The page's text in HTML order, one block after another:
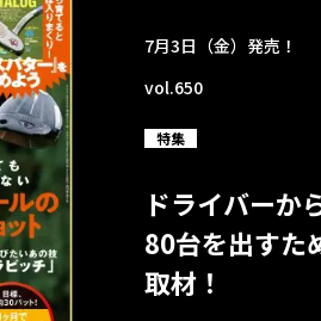
7月3日（金）発売！
vol.650
特集
ドライバーか
80台を出すた
取材！